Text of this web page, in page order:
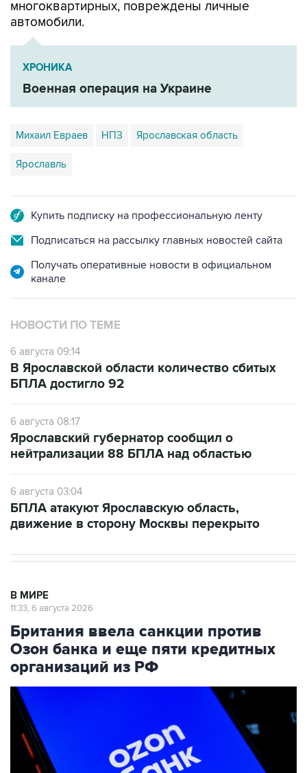
многоквартирных, повреждены личные
автомобили.
ХРОНИКА
Военная операция на Украине
Михаил Евраев НПЗ Ярославская область
Ярославль
Купить подписку на профессиональную ленту
Подписаться на рассылку главных новостей сайта
Получать оперативные новости в официальном
канале
НОВОСТИ ПО ТЕМЕ
6 августа 09:14
В Ярославской области количество сбитых
БПЛА достигло 92
6 августа 08:17
Ярославский губернатор сообщил о
нейтрализации 88 БПЛА над областью
6 августа 03:04
БПЛА атакуют Ярославскую область,
движение в сторону Москвы перекрыто
В МИРЕ
11:33, 6 августа 2026
Британия ввела санкции против
Озон банка и еще пяти кредитных
организаций из РФ